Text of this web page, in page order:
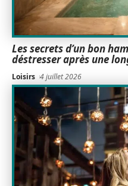
Les secrets d’un bon
déstresser après une
Loisirs 4 juillet 2026